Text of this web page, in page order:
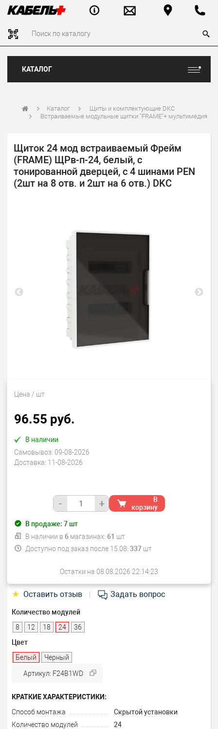
КАТАЛОГ
Каталог
Щиты и комплектующие DKC
Встраиваемые модульные щитки "FRAME"+ мультимедия
Щиток 24 мод встраиваемый Фрейм
(FRAME) ЩРв-п-24, белый, с
тонированной дверцей, с 4 шинами PEN
(2шт на 8 отв. и 2шт на 6 отв.) DKC
Цена / шт
96.55 руб.
В наличии
Самовывоз: 09-08-2026
Доставка: 11-08-2026
- +
В
корзину
В продаже: 7шт
В наличии в 6 магазинах: 61 шт
Доступно под заказ после 15.08: 337шт
Остатки на 08.08.2026 22:14:23
★ Оставить отзыв Задать вопрос
Количество модулей
8
12 18 24
36
Цвет
Белый
Черный
Артикул: F24B1WD
КРАТКИЕ ХАРАКТЕРИСТИКИ:
Способ монтажа
Скрытой установки
Количество модулей
24